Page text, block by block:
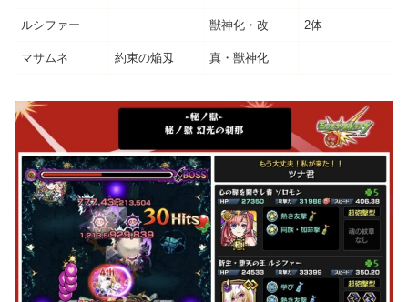
ルシファー 獣神化・改 2体
マサムネ 約束の焔刄 真・獣神化